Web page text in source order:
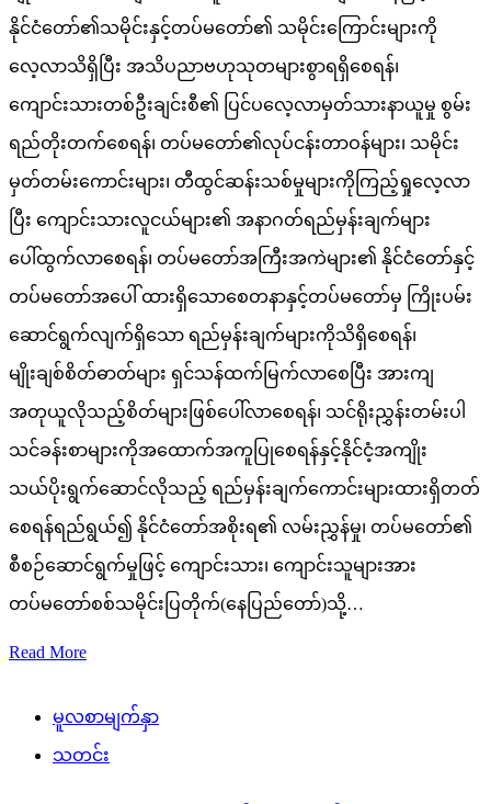
နိုင်ငံတော်၏သမိုင်းနှင့်တပ်မတော်၏ သမိုင်းကြောင်းများကို
လေ့လာသိရှိပြီး အသိပညာဗဟုသုတများစွာရရှိစေရန်၊
ကျောင်းသားတစ်ဦးချင်းစီ၏ ပြင်ပလေ့လာမှတ်သားနာယူမှု စွမ်း
ရည်တိုးတက်စေရန်၊ တပ်မတော်၏လုပ်ငန်းတာဝန်များ၊ သမိုင်း
မှတ်တမ်းကောင်းများ၊ တီထွင်ဆန်းသစ်မှုများကိုကြည့်ရှုလေ့လာ
ပြီး ကျောင်းသားလူငယ်များ၏ အနာဂတ်ရည်မှန်းချက်များ
ပေါ်ထွက်လာစေရန်၊ တပ်မတော်အကြီးအကဲများ၏ နိုင်ငံတော်နှင့်
တပ်မတော်အပေါ် ထားရှိသောစေတနာနှင့်တပ်မတော်မှ ကြိုးပမ်း
ဆောင်ရွက်လျက်ရှိသော ရည်မှန်းချက်များကိုသိရှိစေရန်၊
မျိုးချစ်စိတ်ဓာတ်များ ရှင်သန်ထက်မြက်လာစေပြီး အားကျ
အတုယူလိုသည့်စိတ်များဖြစ်ပေါ်လာစေရန်၊ သင်ရိုးညွှန်းတမ်းပါ
သင်ခန်းစာများကိုအထောက်အကူပြုစေရန်နှင့်နိုင်ငံ့အကျိုး
သယ်ပိုးရွက်ဆောင်လိုသည့် ရည်မှန်းချက်ကောင်းများထားရှိတတ်
စေရန်ရည်ရွယ်၍ နိုင်ငံတော်အစိုးရ၏ လမ်းညွှန်မှု၊ တပ်မတော်၏
စီစဉ်ဆောင်ရွက်မှုဖြင့် ကျောင်းသား၊ ကျောင်းသူများအား
တပ်မတော်စစ်သမိုင်းပြတိုက်(နေပြည်တော်)သို့…
Read More
မူလစာမျက်နှာ
သတင်း